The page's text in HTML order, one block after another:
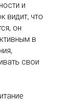
и
видит, что
он
в
свои